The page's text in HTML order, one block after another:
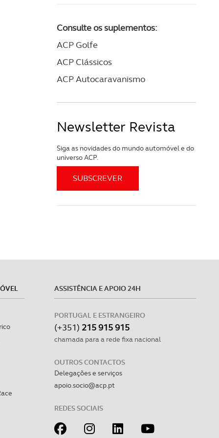
Consulte os suplementos:
ACP Golfe
ACP Clássicos
ACP Autocaravanismo
Newsletter Revista
Siga as novidades do mundo automóvel e do
universo ACP.
ASSISTÊNCIA E APOIO 24H
PORTUGAL E ESTRANGEIRO
(+351) 215 915 915
chamada para a rede fixa nacional
OUTROS CONTACTOS
Delegações e serviços
apoio.socio@acp.pt
REDES SOCIAIS